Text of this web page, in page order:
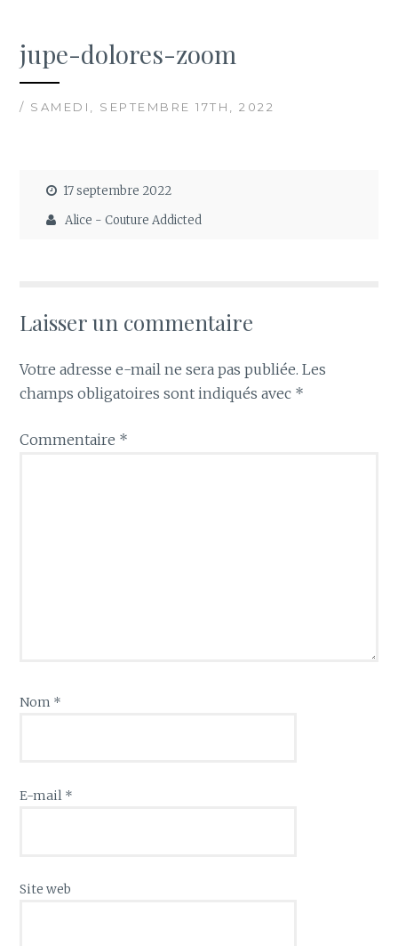
jupe-dolores-zoom
/ SAMEDI, SEPTEMBRE 17TH, 2022
17 septembre 2022
Alice - Couture Addicted
Laisser un commentaire
Votre adresse e-mail ne sera pas publiée. Les
champs obligatoires sont indiqués avec *
Commentaire *
Nom *
E-mail *
Site web